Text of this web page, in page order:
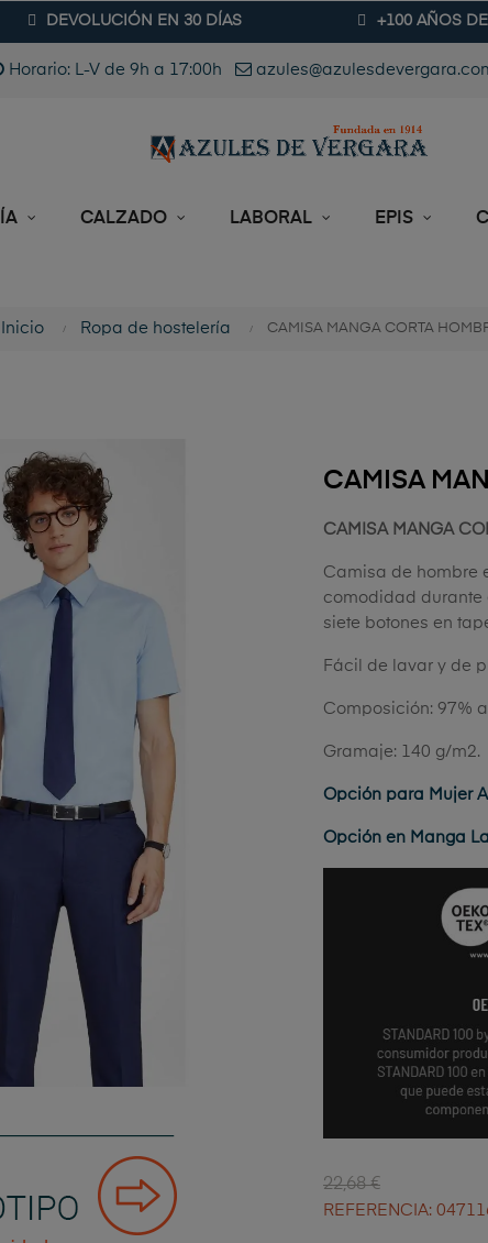
DEVOLUCIÓN EN 30 DÍAS +100 AÑOS
Horario: L-V de 9h a 17:00h
CALZADO LABORAL EPIS
Inicio Ropa de hostelería CAMISA MANGA CORTA
CAMISA
CAMISA MANGA
Camisa de hombre
comodidad durante
siete botones en
Fácil de lavar y de
Composición: 97%
Gramaje: 140 g/m2.
Opción para Mujer
Opción en Manga
22,68 €
REFERENCIA: